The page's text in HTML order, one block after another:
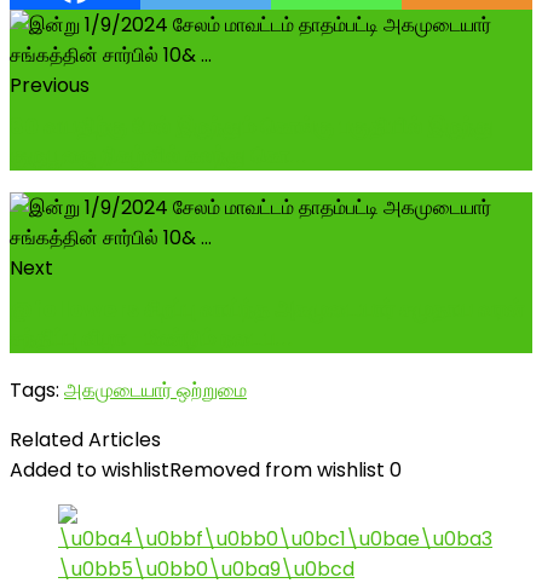
Previous
Next
Tags: அகமுடையார் ஒற்றுமை
Related Articles
Added to wishlistRemoved from wishlist 0